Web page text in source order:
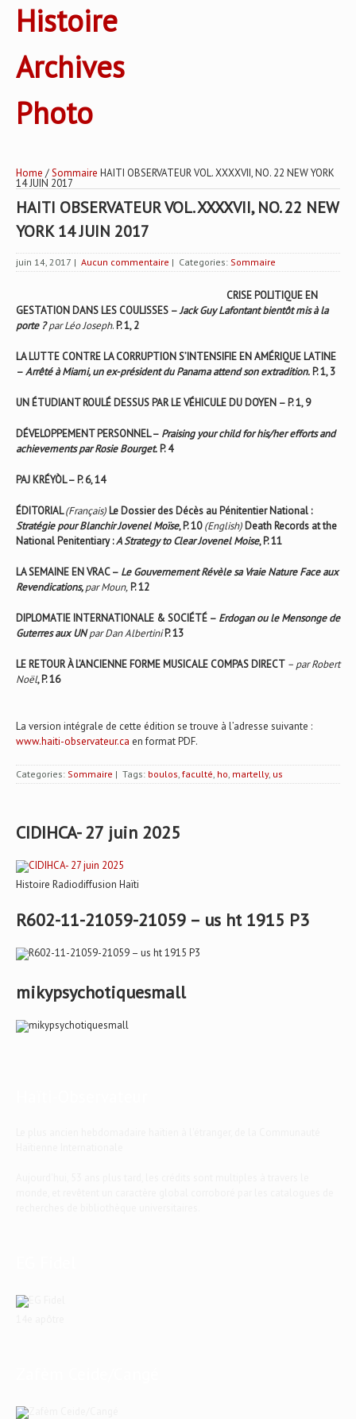
Histoire
Archives
Photo
Home /Sommaire HAITI OBSERVATEUR VOL. XXXXVII, NO. 22 NEW YORK
14 JUIN 2017
HAITI OBSERVATEUR VOL. XXXXVII, NO. 22 NEW
YORK 14 JUIN 2017
juin 14, 2017 | Aucun commentaire | Categories: Sommaire
CRISE POLITIQUE EN
GESTATION DANS LES COULISSES –Jack Guy Lafontant bientôt mis à la
porte ?par Léo Joseph. P. 1, 2
LA LUTTE CONTRE LA CORRUPTION S’INTENSIFIE EN AMÉRIQUE LATINE
–Arrêté à Miami, un ex-président du Panama attend son extradition. P. 1, 3
UN ÉTUDIANT ROULÉ DESSUS PAR LE VÉHICULE DU DOYEN – P. 1, 9
DÉVELOPPEMENT PERSONNEL – Praising your child for his/her efforts and
achievements par Rosie Bourget. P. 4
PAJ KRÉYÒL – P. 6, 14
ÉDITORIAL(Français) Le Dossier des Décès au Pénitentier National :
Stratégie pour Blanchir Jovenel Moïse, P. 10(English) Death Records at the
National Penitentiary :A Strategy to Clear Jovenel Moise, P. 11
LA SEMAINE EN VRAC – Le Gouvernement Révèle sa Vraie Nature Face aux
Revendications,par Moun, P. 12
DIPLOMATIE INTERNATIONALE & SOCIÉTÉ – Erdogan ou le Mensonge de
Guterres aux UNpar Dan Albertini P. 13
LE RETOUR À L’ANCIENNE FORME MUSICALE COMPAS DIRECT – par Robert
Noël, P. 16
La version intégrale de cette édition se trouve à l’adresse suivante :
www.haiti-observateur.ca en format PDF.
Categories: Sommaire | Tags: boulos, faculté, ho, martelly, us
CIDIHCA- 27 juin 2025
Histoire Radiodiffusion Haïti
R602-11-21059-21059 – us ht 1915 P3
mikypsychotiquesmall